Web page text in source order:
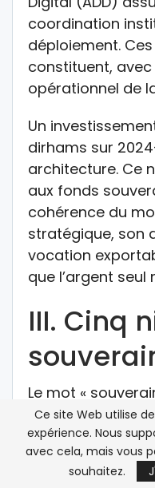
coordination
déploiement.
constituent, avec
opérationnel de
Un
dirhams sur
architecture. Ce
aux fonds
cohérence du
stratégique, son
vocation
que l’argent seul
III. Cinq
Le mot «
sur l’IA, risque
le découpe pas.
définissent la
Ce site Web utilise
expérience. Nous
avec cela, mais vous
souhaitez.